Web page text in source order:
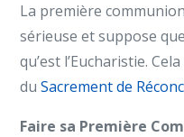
La première
sérieuse et suppose
qu’est l’Eucharistie.
duSacrement de
Faire sa Première